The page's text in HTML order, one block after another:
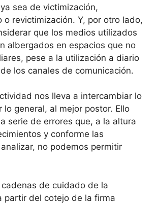
sea de victimización,
o revictimización. Y, por otro lado,
que los medios utilizados
albergados en espacios que no
pese a la utilización a diario
los canales de comunicación.
nos lleva a intercambiar lo
lo general, al mejor postor. Ello
serie de errores que, a la altura
y conforme las
no podemos permitir
de cuidado de la
partir del cotejo de la firma